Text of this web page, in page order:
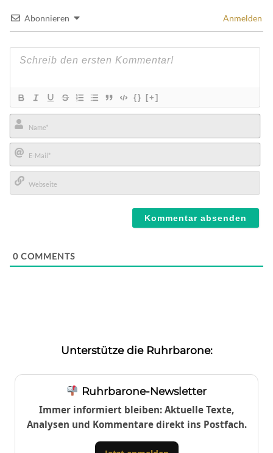
Abonnieren Anmelden
{} [+]
Name*
E-
Mail*
0 COMMENTS
Unterstütze die Ruhrbarone:
Ruhrbarone-Newsletter
Immer informiert bleiben: Aktuelle Texte,
Analysen und Kommentare direkt ins Postfach.